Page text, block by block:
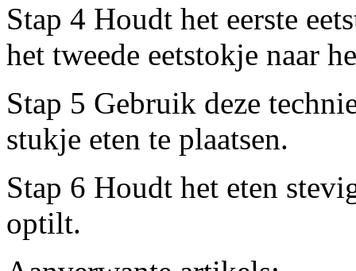
Stap 4 Houdt het eerste
het tweede eetstokje naar
Stap 5 Gebruik deze
stukje eten te plaatsen.
Stap 6 Houdt het eten
optilt.